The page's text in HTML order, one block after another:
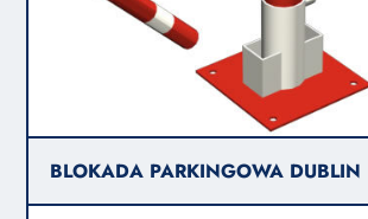
BLOKADA PARKINGOWA DUBLIN